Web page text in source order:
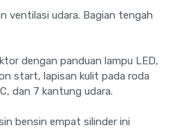
ventilasi udara. Bagian tengah
dengan panduan lampu LED,
start, lapisan kulit pada roda
dan 7 kantung udara.
bensin empat silinder ini